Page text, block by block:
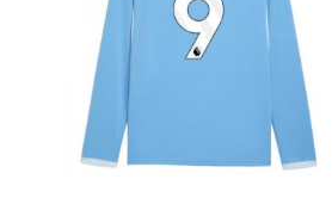
strani
izdelka